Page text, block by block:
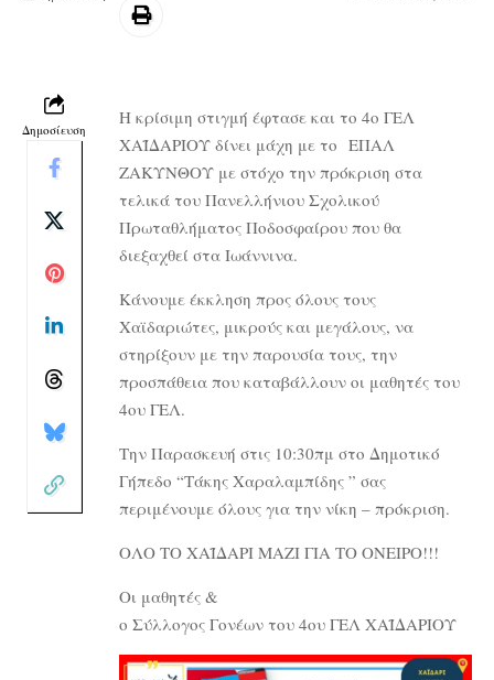
Δημοσίευση
Η κρίσιμη στιγμή έφτασε και το 4ο ΓΕΛ
ΧΑΪΔΑΡΙΟΥ δίνει μάχη με το ΕΠΑΛ
ΖΑΚΥΝΘΟΥ με στόχο την πρόκριση στα
τελικά του Πανελλήνιου Σχολικού
Πρωταθλήματος Ποδοσφαίρου που θα
διεξαχθεί στα Ιωάννινα.
Κάνουμε έκκληση προς όλους τους
Χαϊδαριώτες, μικρούς και μεγάλους, να
στηρίξουν με την παρουσία τους, την
προσπάθεια που καταβάλλουν οι μαθητές του
4ου ΓΕΛ.
Την Παρασκευή στις 10:30πμ στο Δημοτικό
Γήπεδο “Τάκης Χαραλαμπίδης ” σας
περιμένουμε όλους για την νίκη – πρόκριση.
ΟΛΟ ΤΟ ΧΑΪΔΑΡΙ ΜΑΖΙ ΓΙΑ ΤΟ ΟΝΕΙΡΟ!!!
Oι μαθητές &
ο Σύλλογος Γονέων του 4ου ΓΕΛ ΧΑΪΔΑΡΙΟΥ